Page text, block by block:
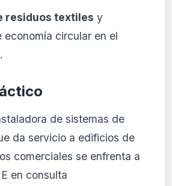
residuos textiles y
economía circular en el
de sistemas de
da servicio a edificios de
comerciales se enfrenta a
en consulta